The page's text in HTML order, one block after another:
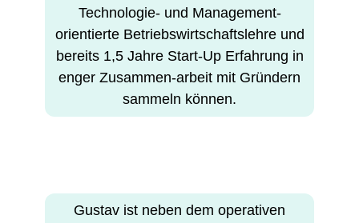
Technologie- und Management-
orientierte Betriebs­wirtschafts­lehre und
bereits 1,5 Jahre Start-Up Erfahrung in
enger Zusammen-arbeit mit Gründern
sammeln können.
Gustav ist neben dem operativen